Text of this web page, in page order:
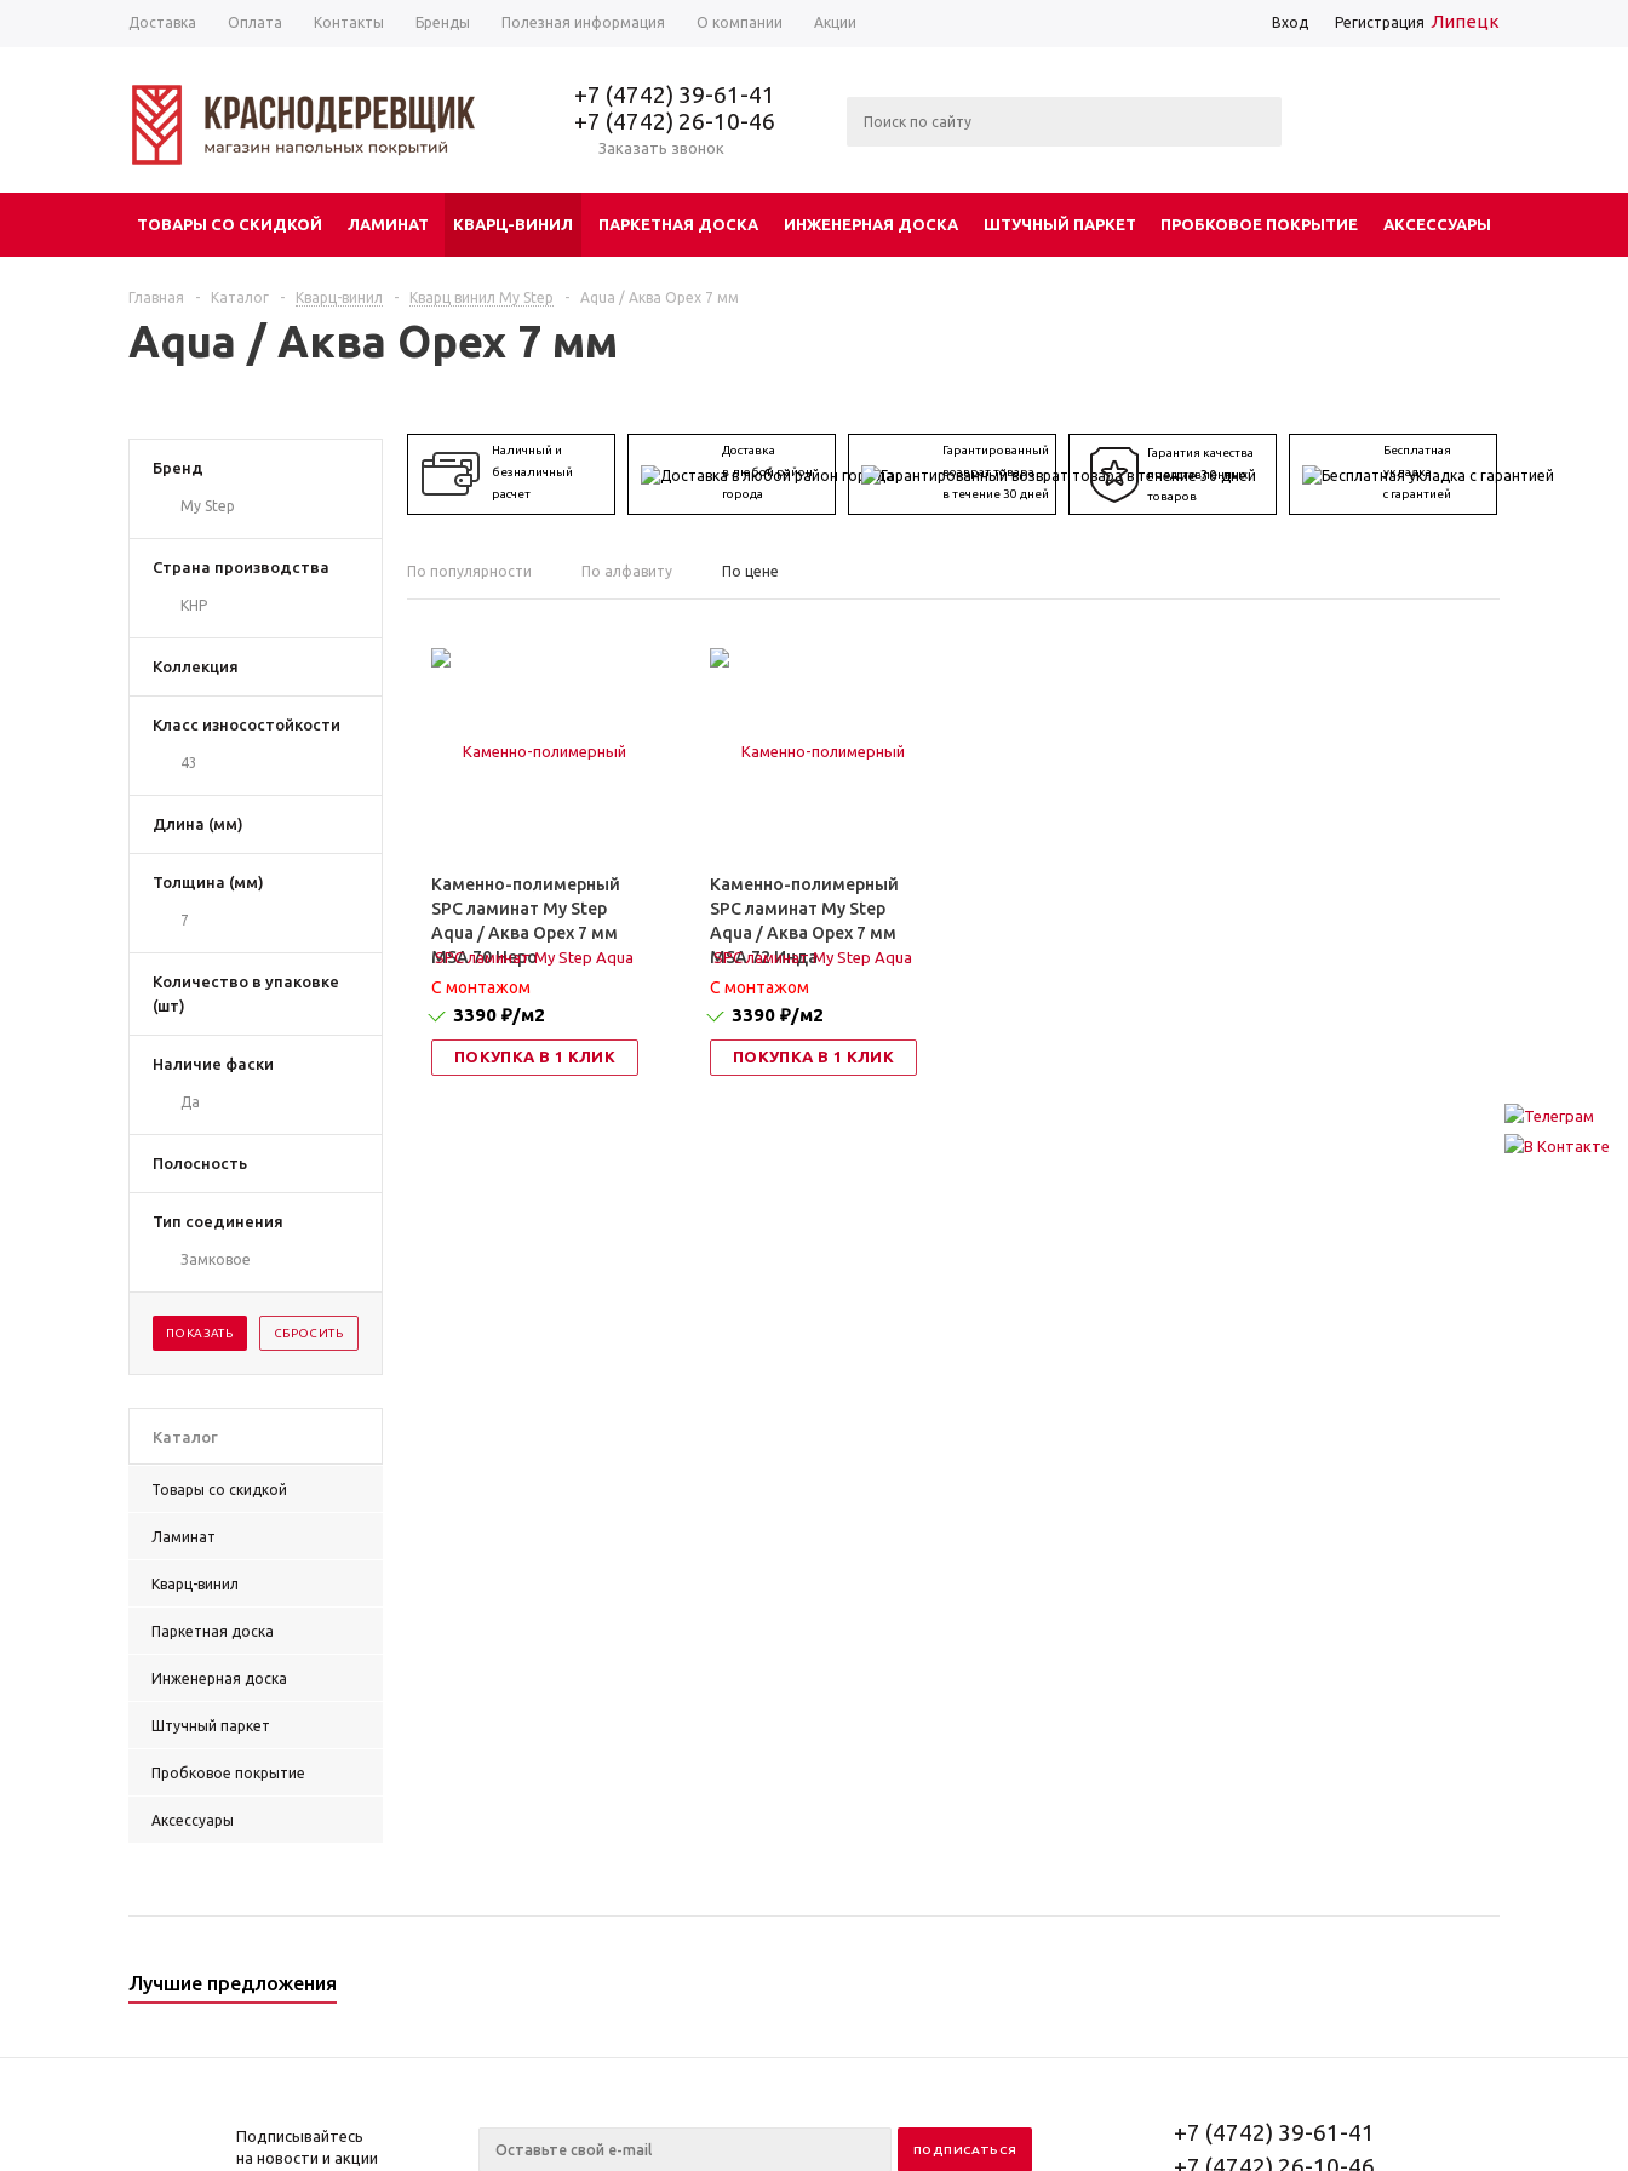
Доставка Оплата Контакты Бренды Полезная информация О компании Акции Липецк
Вход Регистрация
+7 (4742) 39-61-41
+7 (4742) 26-10-46
Заказать звонок
ТОВАРЫ СО СКИДКОЙ ЛАМИНАТ КВАРЦ-ВИНИЛ ПАРКЕТНАЯ ДОСКА ИНЖЕНЕРНАЯ ДОСКА ШТУЧНЫЙ ПАРКЕТ ПРОБКОВОЕ ПОКРЫТИЕ АКСЕССУАРЫ
Главная - Каталог - Кварц-винил - Кварц винил My Step - Aqua / Аква Орех 7 мм
Aqua / Аква Орех 7 мм
Бренд
My Step
Страна производства
КНР
Коллекция
Класс износостойкости
43
Длина (мм)
Толщина (мм)
7
Количество в упаковке
(шт)
Наличие фаски
Да
Полосность
Тип соединения
Замковое
Каталог
Товары со скидкой
Ламинат
Кварц-винил
Паркетная доска
Инженерная доска
Штучный паркет
Пробковое покрытие
Аксессуары
Наличный и
безналичный
расчет
Доставка
в любой район
города
Гарантированный
возврат товара
в течение 30 дней
Гарантия качества
представленных
товаров
Бесплатная
укладка
с гарантией
По популярности По алфавиту По цене
Каменно-полимерный
SPC ламинат My Step
Aqua / Аква Орех 7 мм
MSA 70 Неро
C монтажом
3390 ₽/м2
ПОКУПКА В 1 КЛИК
Каменно-полимерный
SPC ламинат My Step
Aqua / Аква Орех 7 мм
MSA 72 Инда
C монтажом
3390 ₽/м2
ПОКУПКА В 1 КЛИК
Лучшие предложения
Подписывайтесь
на новости и акции
+7 (4742) 39-61-41